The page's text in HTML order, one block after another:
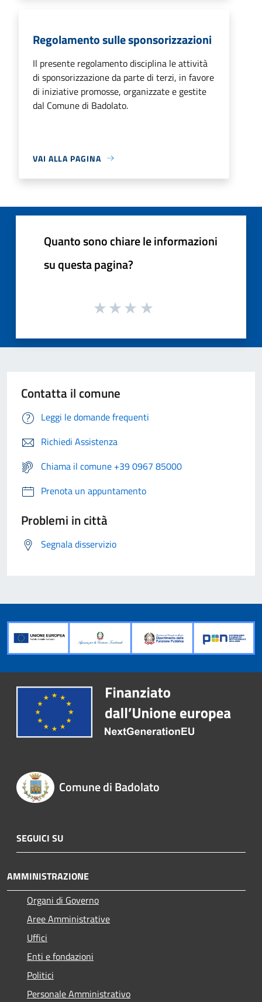
Regolamento sulle sponsorizzazioni
Il presente regolamento disciplina le attività
di sponsorizzazione da parte di terzi, in favore
di iniziative promosse, organizzate e gestite
dal Comune di Badolato.
VAI ALLA PAGINA
Quanto sono chiare le informazioni
su questa pagina?
Contatta il comune
Leggi le domande frequenti
Richiedi Assistenza
Chiama il comune +39 0967 85000
Prenota un appuntamento
Problemi in città
Segnala disservizio
Comune di Badolato
SEGUICI SU
AMMINISTRAZIONE
Organi di Governo
Aree Amministrative
Uffici
Enti e fondazioni
Politici
Personale Amministrativo